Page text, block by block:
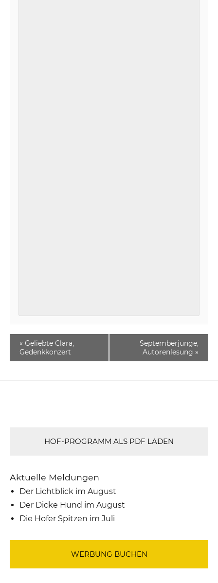
« Geliebte Clara,
Gedenkkonzert
Septemberjunge,
Autorenlesung »
HOF-PROGRAMM ALS PDF LADEN
Aktuelle Meldungen
Der Lichtblick im August
Der Dicke Hund im August
Die Hofer Spitzen im Juli
WERBUNG BUCHEN